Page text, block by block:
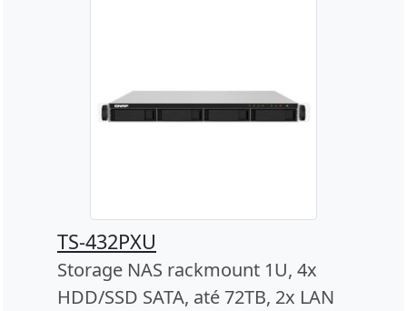
TS-432PXU
Storage NAS rackmount 1U, 4x
HDD/SSD SATA, até 72TB, 2x LAN